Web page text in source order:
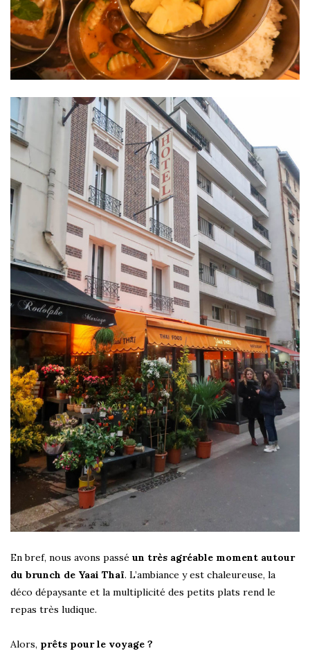
En bref, nous avons passé un très agréable moment autour
du brunch de Yaai Thaï. L’ambiance y est chaleureuse, la
déco dépaysante et la multiplicité des petits plats rend le
repas très ludique.
Alors, prêts pour le voyage ?